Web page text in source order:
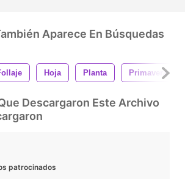
Aparece En Búsquedas
Hoja Planta Primavera
Descargaron Este Archivo
patrocinados